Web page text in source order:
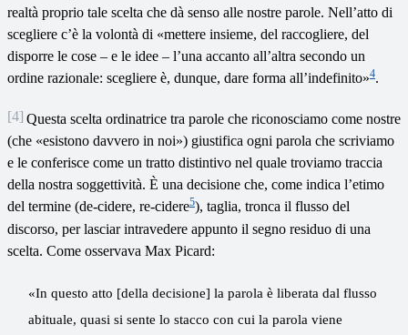
realtà proprio tale scelta che dà senso alle nostre parole. Nell’atto di
scegliere c’è la volontà di «mettere insieme, del raccogliere, del
disporre le cose ‒ e le idee ‒ l’una accanto all’altra secondo un
ordine razionale: scegliere è, dunque, dare forma all’indefinito»4.
[4] Questa scelta ordinatrice tra parole che riconosciamo come nostre
(che «esistono davvero in noi») giustifica ogni parola che scriviamo
e le conferisce come un tratto distintivo nel quale troviamo traccia
della nostra soggettività. È una decisione che, come indica l’etimo
del termine (de-cidere, re-cidere5), taglia, tronca il flusso del
discorso, per lasciar intravedere appunto il segno residuo di una
scelta. Come osservava Max Picard:
«In questo atto [della decisione] la parola è liberata dal flusso
abituale, quasi si sente lo stacco con cui la parola viene